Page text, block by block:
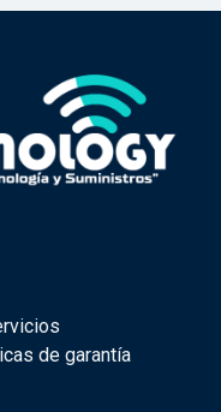
de garantía